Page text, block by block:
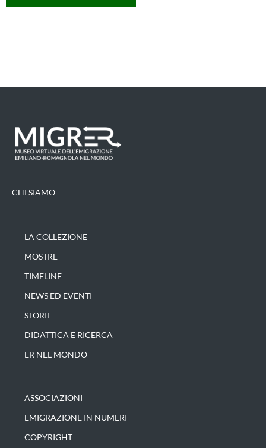
CHI SIAMO
LA COLLEZIONE
MOSTRE
TIMELINE
NEWS ED EVENTI
STORIE
DIDATTICA E RICERCA
ER NEL MONDO
ASSOCIAZIONI
EMIGRAZIONE IN NUMERI
COPYRIGHT